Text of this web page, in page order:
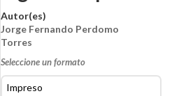
Autor(es)
Jorge Fernando Perdomo
Torres
Seleccione un formato
Impreso